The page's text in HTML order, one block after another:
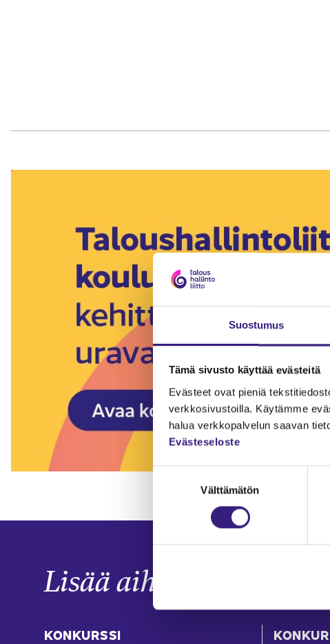
Suostumus
Tämä sivusto käyttää evästeitä
Evästeet ovat pieniä
verkkosivustoilla. Käytämme
halua verkkopalvelun saavan
Evästeseloste
Suostumuksen
Välttämätön
Lisää aiheesta
KONKURSSI